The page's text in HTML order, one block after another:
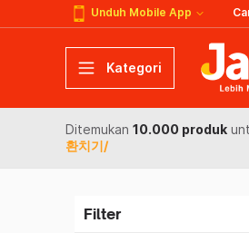
Unduh Mobile App
Kategori
Ditemukan 10.000 produk
환치기/
Filter